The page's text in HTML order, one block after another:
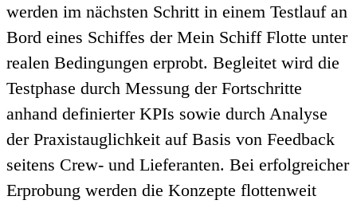
werden im nächsten Schritt in einem Testlauf an
Bord eines Schiffes der Mein Schiff Flotte unter
realen Bedingungen erprobt. Begleitet wird die
Testphase durch Messung der Fortschritte
anhand definierter KPIs sowie durch Analyse
der Praxistauglichkeit auf Basis von Feedback
seitens Crew- und Lieferanten. Bei erfolgreicher
Erprobung werden die Konzepte flottenweit